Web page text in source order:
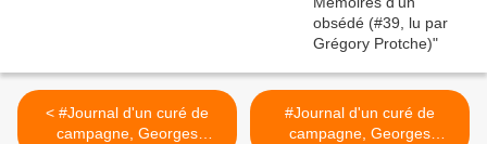
< #Journal d'un curé de
campagne, Georges
#Journal d'un curé de
campagne, Georges